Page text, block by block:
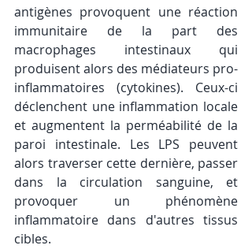
antigènes provoquent une réaction
immunitaire de la part des
macrophages intestinaux qui
produisent alors des médiateurs pro-
inflammatoires (cytokines). Ceux-ci
déclenchent une inflammation locale
et augmentent la perméabilité de la
paroi intestinale. Les LPS peuvent
alors traverser cette dernière, passer
dans la circulation sanguine, et
provoquer un phénomène
inflammatoire dans d'autres tissus
cibles.